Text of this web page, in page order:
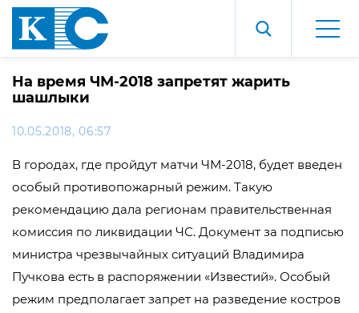
На время ЧМ-2018 запретят жарить
шашлыки
10.05.2018, 06:57
В городах, где пройдут матчи ЧМ-2018, будет введен
особый противопожарный режим. Такую
рекомендацию дала регионам правительственная
комиссия по ликвидации ЧС. Документ за подписью
министра чрезвычайных ситуаций Владимира
Пучкова есть в распоряжении «Известий». Особый
режим предполагает запрет на разведение костров